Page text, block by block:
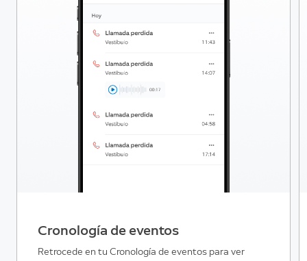
Cronología de eventos
Retrocede en tu Cronología de eventos para ver